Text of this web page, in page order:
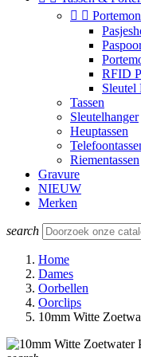
 
RFID
Sleutel
Tassen
Sleutelhanger
Heuptassen
Riementassen
Gravure
NIEUW
Merken
search
Home
Dames
Oorbellen
Oorclips
10mm Witte